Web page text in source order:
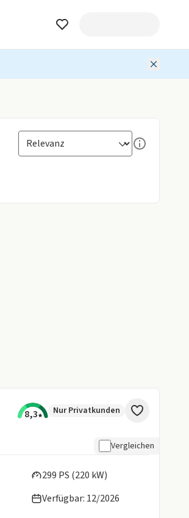
8,3 Nur Privatkunden
Vergleichen
299 PS (220 kW)
Verfügbar: 12/2026